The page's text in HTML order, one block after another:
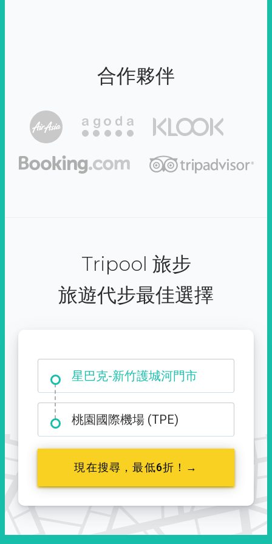
合作夥伴
Tripool 旅步
旅遊代步最佳選擇
大霸尖山登山口
桃園國際機場 (TPE)
現在搜尋，最低6折！→